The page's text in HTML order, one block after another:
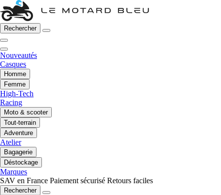
Rechercher
Nouveautés
Casques
Homme
Femme
High-Tech
Racing
Moto & scooter
Tout-terrain
Adventure
Atelier
Bagagerie
Déstockage
Marques
SAV en France Paiement sécurisé Retours faciles
Rechercher